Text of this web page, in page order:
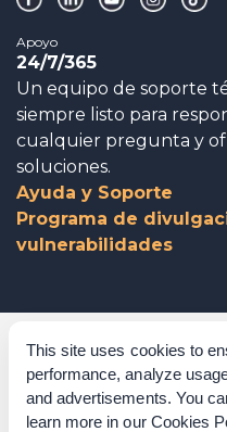
This site uses cookies to
performance, analyze
and advertisements. You
learn more in our Cookies
Apoyo
24/7/365
Un equipo de soporte
siempre listo para
cualquier pregunta y
soluciones.
Ayuda y Soporte
Programa de
vulnerabilidades
Gobierno corporativo
Agradecimientos
Políticas y procedimientos